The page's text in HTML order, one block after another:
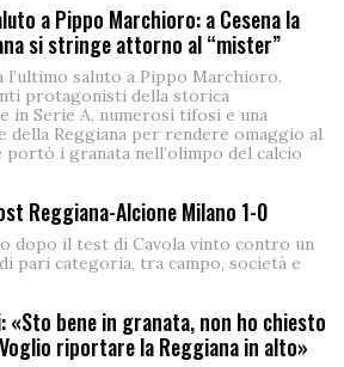
a Pippo Marchioro: a Cesena la
si stringe attorno al “mister”
l’ultimo saluto a Pippo Marchioro.
protagonisti della storica
in Serie A, numerosi tifosi e una
della Reggiana per rendere omaggio al
portò i granata nell’olimpo del calcio
Reggiana-Alcione Milano 1-0
dopo il test di Cavola vinto contro un
pari categoria, tra campo, società e
«Sto bene in granata, non ho chiesto
riportare la Reggiana in alto»